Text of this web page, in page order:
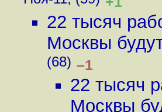
22 тысяч
Москвы
(68) –1
22 тысяч
Москвы